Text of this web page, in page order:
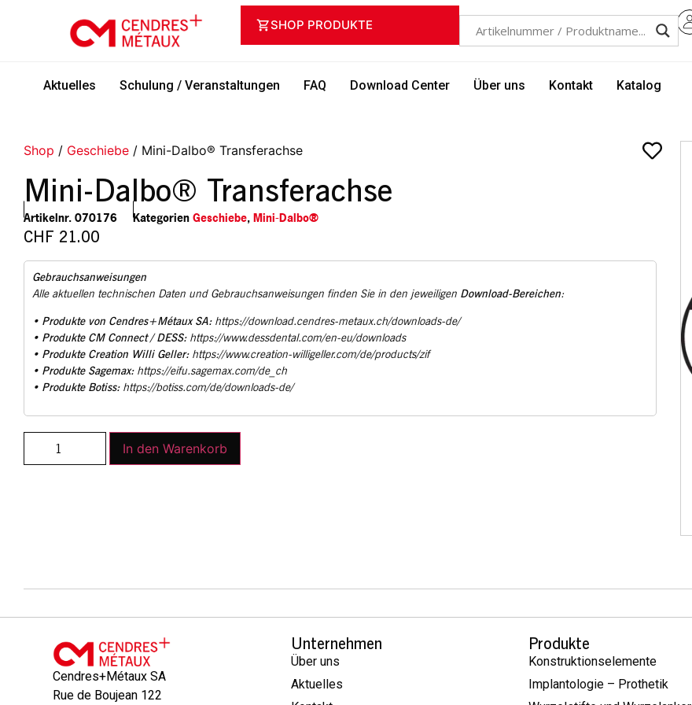
SHOP PRODUKTE
Aktuelles Schulung / Veranstaltungen FAQ Download Center Über uns Kontakt Katalog
Shop / Geschiebe / Mini-Dalbo® Transferachse
Mini-Dalbo® Transferachse
Artikelnr. 070176 Kategorien Geschiebe, Mini-Dalbo®
CHF 21.00
Gebrauchsanweisungen
Alle aktuellen technischen Daten und Gebrauchsanweisungen finden Sie in den jeweiligen Download-Bereichen:
• Produkte von Cendres+Métaux SA: https://download.cendres-metaux.ch/downloads-de/
• Produkte CM Connect / DESS: https://www.dessdental.com/en-eu/downloads
• Produkte Creation Willi Geller: https://www.creation-willigeller.com/de/products/zif
• Produkte Sagemax: https://eifu.sagemax.com/de_ch
• Produkte Botiss: https://botiss.com/de/downloads-de/
In den Warenkorb
Cendres+Métaux SA
Rue de Boujean 122
Unternehmen
Über uns
Aktuelles
Produkte
Konstruktionselemente
Implantologie – Prothetik